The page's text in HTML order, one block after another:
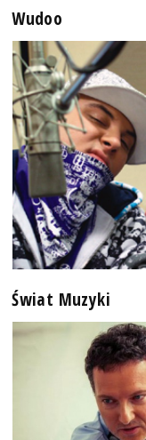
Wudoo
Świat Muzyki